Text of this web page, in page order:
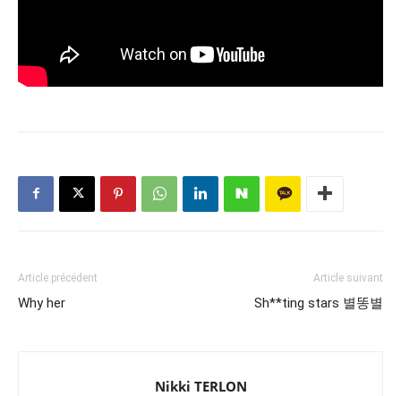
Article précédent
Why her
Article suivant
Sh**ting stars 별똥별
Nikki TERLON